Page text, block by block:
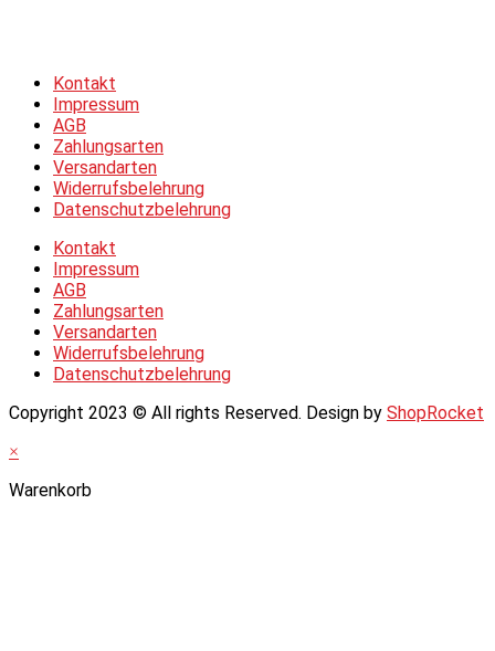
Kontakt
Impressum
AGB
Zahlungsarten
Versandarten
Widerrufsbelehrung
Datenschutzbelehrung
Kontakt
Impressum
AGB
Zahlungsarten
Versandarten
Widerrufsbelehrung
Datenschutzbelehrung
Copyright 2023 © All rights Reserved. Design by ShopRocket
×
Warenkorb